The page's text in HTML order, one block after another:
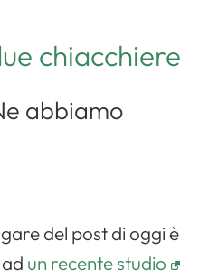
chiacchiere
abbiamo
del post di oggi è
un recente studio